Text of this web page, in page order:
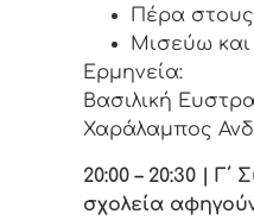
Πέρα
Μισεύω
Ερμηνεία:
Βασιλική
Χαράλαμπος
20:00 – 20:30 | Γ΄
σχολεία